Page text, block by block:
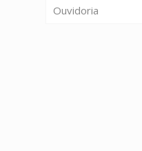
Ouvidoria